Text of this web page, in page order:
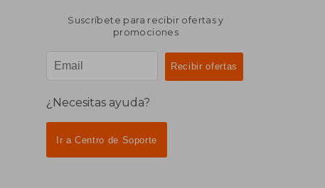
Suscríbete para recibir ofertas y
promociones
¿Necesitas ayuda?
Ir a Centro de Soporte